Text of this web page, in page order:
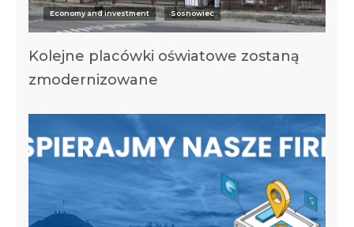
Economy and investment Sosnowiec
Kolejne placówki oświatowe zostaną
zmodernizowane